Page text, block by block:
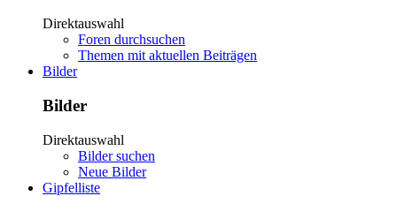
Direktauswahl
Foren durchsuchen
Themen mit aktuellen Beiträgen
Bilder
Bilder
Direktauswahl
Bilder suchen
Neue Bilder
Gipfelliste